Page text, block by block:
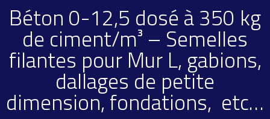
Béton 0-12,5 dosé à 350 kg
de ciment/m³ – Semelles
filantes pour Mur L, gabions,
dallages de petite
dimension, fondations, etc…